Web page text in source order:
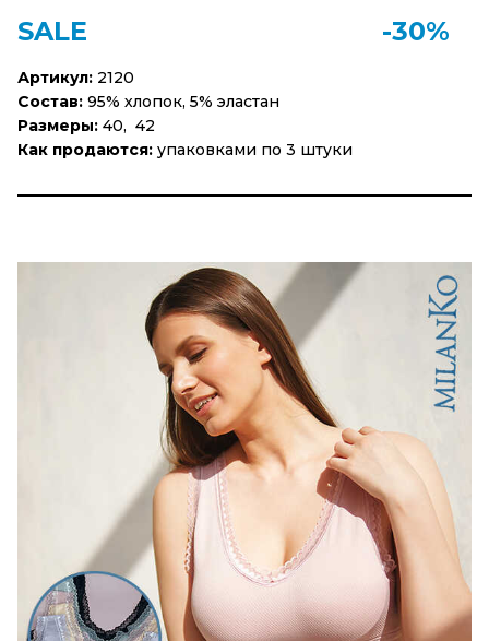
SALE -30%
Артикул: 2120
Состав: 95% хлопок, 5% эластан
Размеры: 40, 42
Как продаются: упаковками по 3 штуки